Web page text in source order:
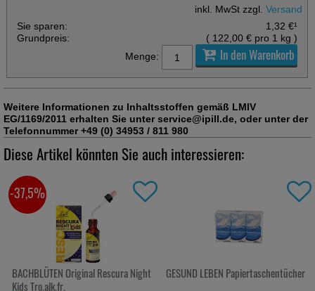
inkl. MwSt zzgl.Versand
Sie sparen:
1,32 €¹
Grundpreis:
( 122,00 € pro 1 kg)
Menge:
In den Warenkorb
Weitere Informationen zu Inhaltsstoffen gemäß LMIV
EG/1169/2011 erhalten Sie unter service@ipill.de, oder unter der
Telefonnummer +49 (0) 34953 / 811 980
Diese Artikel könnten Sie auch interessieren:
GESUND LEBEN Papiertaschentücher ARGANÖL BIO